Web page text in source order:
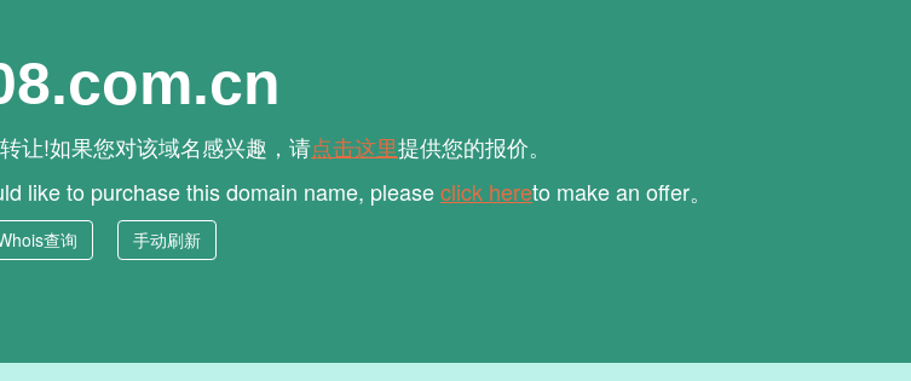
让!如果您对该域名感兴趣，请点击这里提供您的报价。
like to purchase this domain name, pleaseclick hereto make an offer。
查询 手动刷新